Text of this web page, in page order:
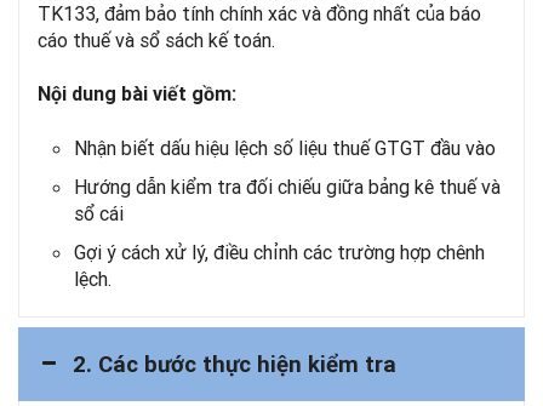
TK133, đảm bảo tính chính xác và đồng nhất của báo
cáo thuế và sổ sách kế toán.
Nội dung bài viết gồm:
Nhận biết dấu hiệu lệch số liệu thuế GTGT đầu vào
Hướng dẫn kiểm tra đối chiếu giữa bảng kê thuế và
sổ cái
Gợi ý cách xử lý, điều chỉnh các trường hợp chênh
lệch.
2. Các bước thực hiện kiểm tra